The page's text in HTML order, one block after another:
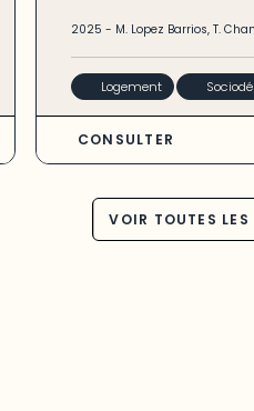
2025- M. Lopez Barrios,T.
Logement
CONSULTER
VOIR TOUTES